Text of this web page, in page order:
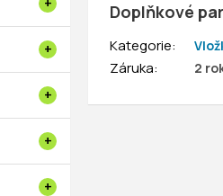
Doplňkové
Kategorie:
Záruka: 2